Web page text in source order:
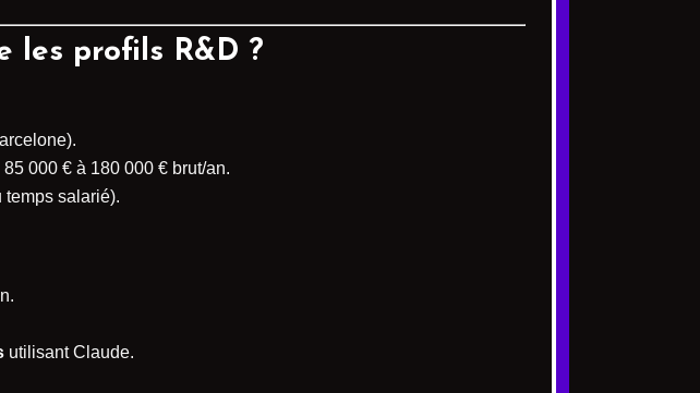
les profils R&D ?
000 € à 180 000 € brut/an.
temps salarié).
utilisant Claude.